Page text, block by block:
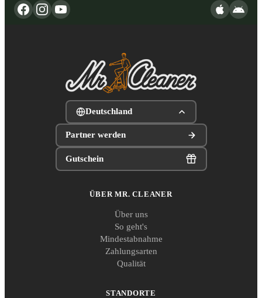
Deutschland
Partner werden
Gutschein
ÜBER MR. CLEANER
Über uns
So geht's
Mindestabnahme
Zahlungsarten
Qualität
STANDORTE